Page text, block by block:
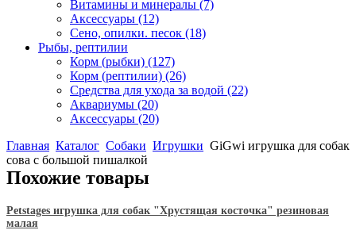
Витамины и минералы (7)
Аксессуары (12)
Сено, опилки. песок (18)
Рыбы, рептилии
Корм (рыбки) (127)
Корм (рептилии) (26)
Средства для ухода за водой (22)
Аквариумы (20)
Аксессуары (20)
Главная Каталог Собаки Игрушки GiGwi игрушка для собак
сова с большой пишалкой
Похожие товары
Petstages игрушка для собак "Хрустящая косточка" резиновая
малая